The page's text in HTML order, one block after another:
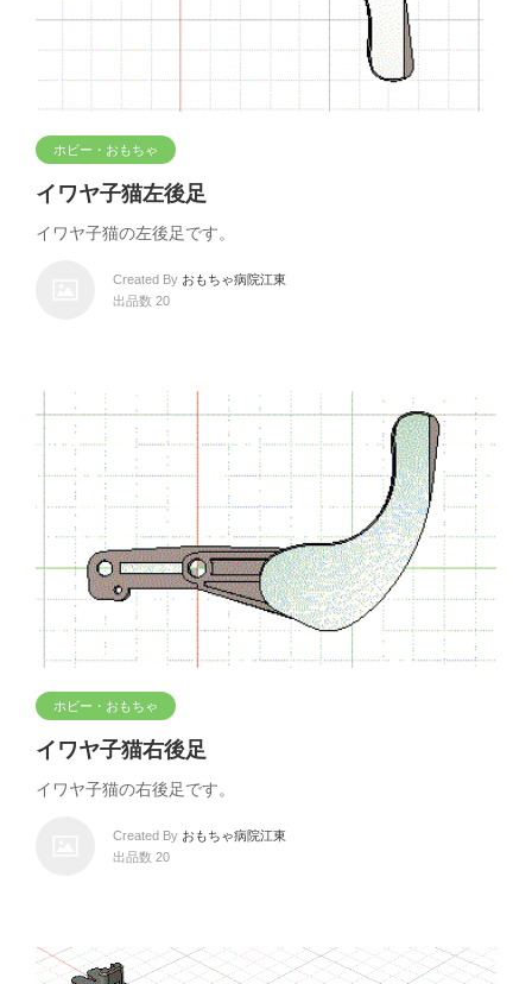
ホビー・おもちゃ
イワヤ子猫左後足
イワヤ子猫の左後足です。
Created By おもちゃ病院江東
出品数 20
ホビー・おもちゃ
イワヤ子猫右後足
イワヤ子猫の右後足です。
Created By おもちゃ病院江東
出品数 20